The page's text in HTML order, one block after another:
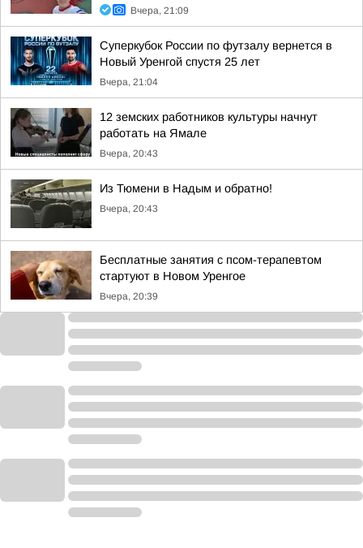
Вчера, 21:09
Суперкубок России по футзалу вернется в
Новый Уренгой спустя 25 лет
Вчера, 21:04
12 земских работников культуры начнут
работать на Ямале
Вчера, 20:43
Из Тюмени в Надым и обратно!
Вчера, 20:43
Бесплатные занятия с псом-терапевтом
стартуют в Новом Уренгое
Вчера, 20:39